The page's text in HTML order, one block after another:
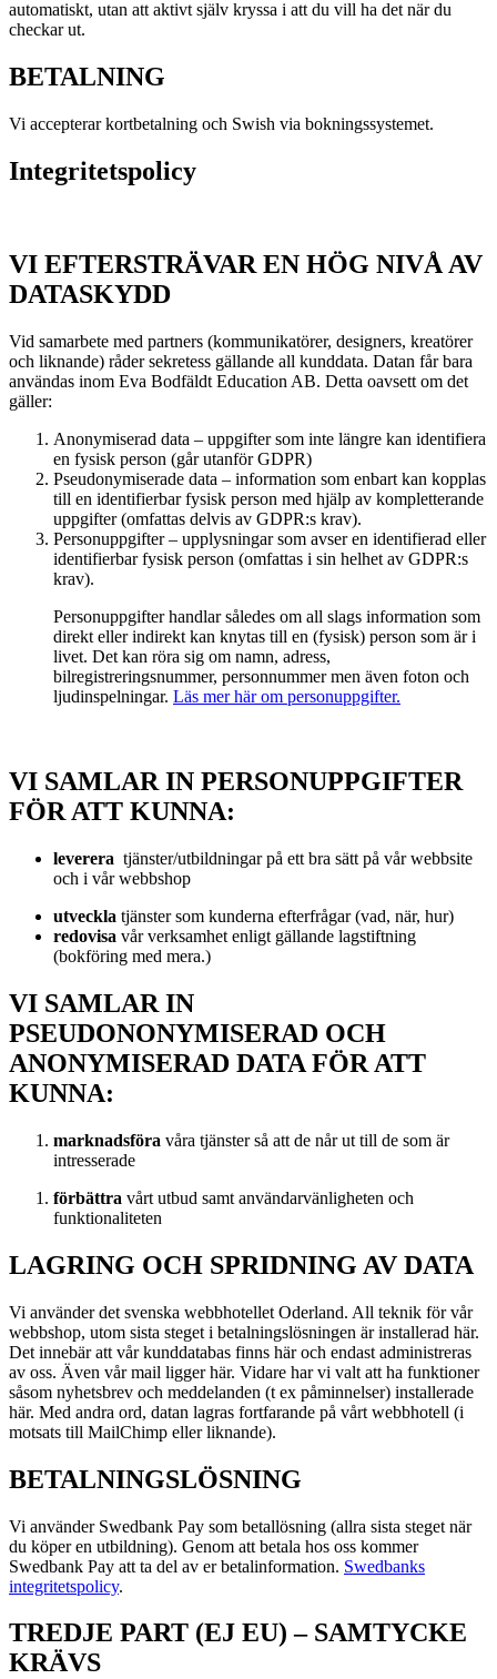
automatiskt, utan att aktivt själv kryssa i att du vill ha det när du
checkar ut.
BETALNING
Vi accepterar kortbetalning och Swish via bokningssystemet.
Integritetspolicy
VI EFTERSTRÄVAR EN HÖG NIVÅ AV
DATASKYDD
Vid samarbete med partners (kommunikatörer, designers, kreatörer
och liknande) råder sekretess gällande all kunddata. Datan får bara
användas inom Eva Bodfäldt Education AB. Detta oavsett om det
gäller:
Anonymiserad data – uppgifter som inte längre kan identifiera
en fysisk person (går utanför GDPR)
Pseudonymiserade data – information som enbart kan kopplas
till en identifierbar fysisk person med hjälp av kompletterande
uppgifter (omfattas delvis av GDPR:s krav).
Personuppgifter – upplysningar som avser en identifierad eller
identifierbar fysisk person (omfattas i sin helhet av GDPR:s
krav).
Personuppgifter handlar således om all slags information som
direkt eller indirekt kan knytas till en (fysisk) person som är i
livet. Det kan röra sig om namn, adress,
bilregistreringsnummer, personnummer men även foton och
ljudinspelningar. Läs mer här om personuppgifter.
VI SAMLAR IN PERSONUPPGIFTER
FÖR ATT KUNNA:
leverera tjänster/utbildningar på ett bra sätt på vår webbsite
och i vår webbshop
utveckla tjänster som kunderna efterfrågar (vad, när, hur)
redovisa vår verksamhet enligt gällande lagstiftning
(bokföring med mera.)
VI SAMLAR IN
PSEUDONONYMISERAD OCH
ANONYMISERAD DATA FÖR ATT
KUNNA:
marknadsföra våra tjänster så att de når ut till de som är
intresserade
förbättra vårt utbud samt användarvänligheten och
funktionaliteten
LAGRING OCH SPRIDNING AV DATA
Vi använder det svenska webbhotellet Oderland. All teknik för vår
webbshop, utom sista steget i betalningslösningen är installerad här.
Det innebär att vår kunddatabas finns här och endast administreras
av oss. Även vår mail ligger här. Vidare har vi valt att ha funktioner
såsom nyhetsbrev och meddelanden (t ex påminnelser) installerade
här. Med andra ord, datan lagras fortfarande på vårt webbhotell (i
motsats till MailChimp eller liknande).
BETALNINGSLÖSNING
Vi använder Swedbank Pay som betallösning (allra sista steget när
du köper en utbildning). Genom att betala hos oss kommer
Swedbank Pay att ta del av er betalinformation. Swedbanks
integritetspolicy.
TREDJE PART (EJ EU) – SAMTYCKE
KRÄVS